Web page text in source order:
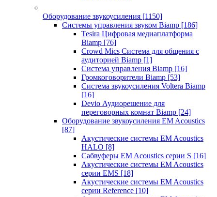
Оборудование звукоусиления [1150]
Системы управления звуком Biamp [186]
Tesira Цифровая медиаплатформа
Biamp [76]
Crowd Mics Система для общения с
аудиторией Biamp [1]
Система управления Biamp [16]
Громкоговорители Biamp [53]
Система звукоусиления Voltera Biamp
[16]
Devio Аудиорешение для
переговорных комнат Biamp [24]
Оборудование звукоусиления EM Acoustics
[87]
Акустические системы EM Acoustics
HALO [8]
Сабвуферы EM Acoustics серии S [16]
Акустические системы EM Acoustics
серии EMS [18]
Акустические системы EM Acoustics
серии Reference [10]